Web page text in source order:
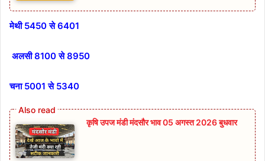
मेथी 5450 से 6401
अलसी 8100 से 8950
चना 5001 से 5340
कृषि उपज मंडी मंदसौर भाव 05 अगस्त 2026 बुधवार